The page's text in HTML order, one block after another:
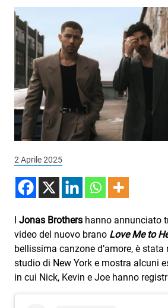
3xTe
Interviste
Playlist
Novità
Subasio Playlist
Web Radio
Radio Subasio
Radio Subasio Disco
Radio Suby
Subasio Collection
2 Aprile 2025
I Jonas Brothers hanno annunciato
video del nuovo brano Love Me to
bellissima canzone d’amore, è
studio di New York e mostra alcuni
in cui Nick, Kevin e Joe hanno